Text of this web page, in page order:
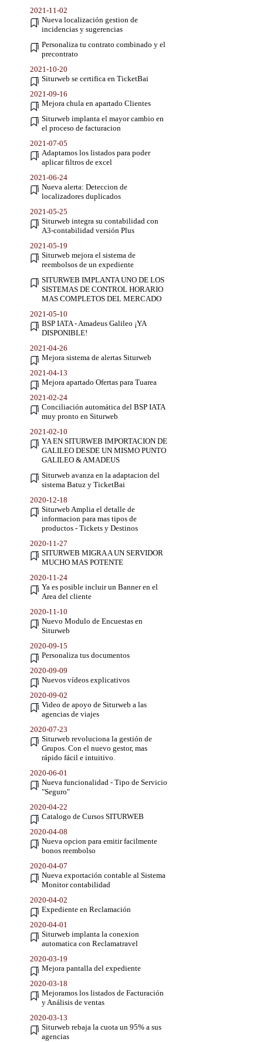
2021-11-02
Nueva localización gestion de
incidencias y sugerencias
Personaliza tu contrato combinado y el
precontrato
2021-10-20
Siturweb se certifica en TicketBai
2021-09-16
Mejora chula en apartado Clientes
Siturweb implanta el mayor cambio en
el proceso de facturacion
2021-07-05
Adaptamos los listados para poder
aplicar filtros de excel
2021-06-24
Nueva alerta: Deteccion de
localizadores duplicados
2021-05-25
Siturweb integra su contabilidad con
A3-contabilidad versión Plus
2021-05-19
Siturweb mejora el sistema de
reembolsos de un expediente
SITURWEB IMPLANTA UNO DE LOS
SISTEMAS DE CONTROL HORARIO
MAS COMPLETOS DEL MERCADO
2021-05-10
BSP IATA - Amadeus Galileo ¡YA
DISPONIBLE!
2021-04-26
Mejora sistema de alertas Siturweb
2021-04-13
Mejora apartado Ofertas para Tuarea
2021-02-24
Conciliación automática del BSP IATA
muy pronto en Siturweb
2021-02-10
YA EN SITURWEB IMPORTACION DE
GALILEO DESDE UN MISMO PUNTO
GALILEO & AMADEUS
Siturweb avanza en la adaptacion del
sistema Batuz y TicketBai
2020-12-18
Siturweb Amplia el detalle de
informacion para mas tipos de
productos - Tickets y Destinos
2020-11-27
SITURWEB MIGRA A UN SERVIDOR
MUCHO MAS POTENTE
2020-11-24
Ya es posible incluir un Banner en el
Area del cliente
2020-11-10
Nuevo Modulo de Encuestas en
Siturweb
2020-09-15
Personaliza tus documentos
2020-09-09
Nuevos vídeos explicativos
2020-09-02
Video de apoyo de Siturweb a las
agencias de viajes
2020-07-23
Siturweb revoluciona la gestión de
Grupos. Con el nuevo gestor, mas
rápido fácil e intuitivo.
2020-06-01
Nueva funcionalidad - Tipo de Servicio
"Seguro"
2020-04-22
Catalogo de Cursos SITURWEB
2020-04-08
Nueva opcion para emitir facilmente
bonos reembolso
2020-04-07
Nueva exportación contable al Sistema
Monitor contabilidad
2020-04-02
Expediente en Reclamación
2020-04-01
Siturweb implanta la conexion
automatica con Reclamatravel
2020-03-19
Mejora pantalla del expediente
2020-03-18
Mejoramos los listados de Facturación
y Análisis de ventas
2020-03-13
Siturweb rebaja la cuota un 95% a sus
agencias